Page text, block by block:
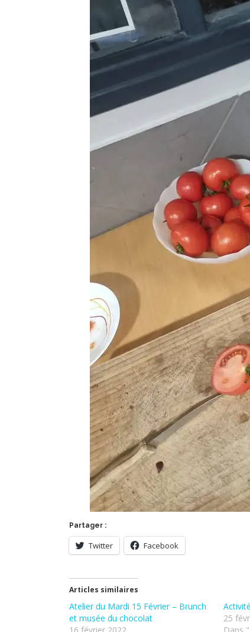
Partager :
Twitter Facebook
Articles similaires
Atelier du Mardi 15 Février – Brunch
et musée du chocolat
25